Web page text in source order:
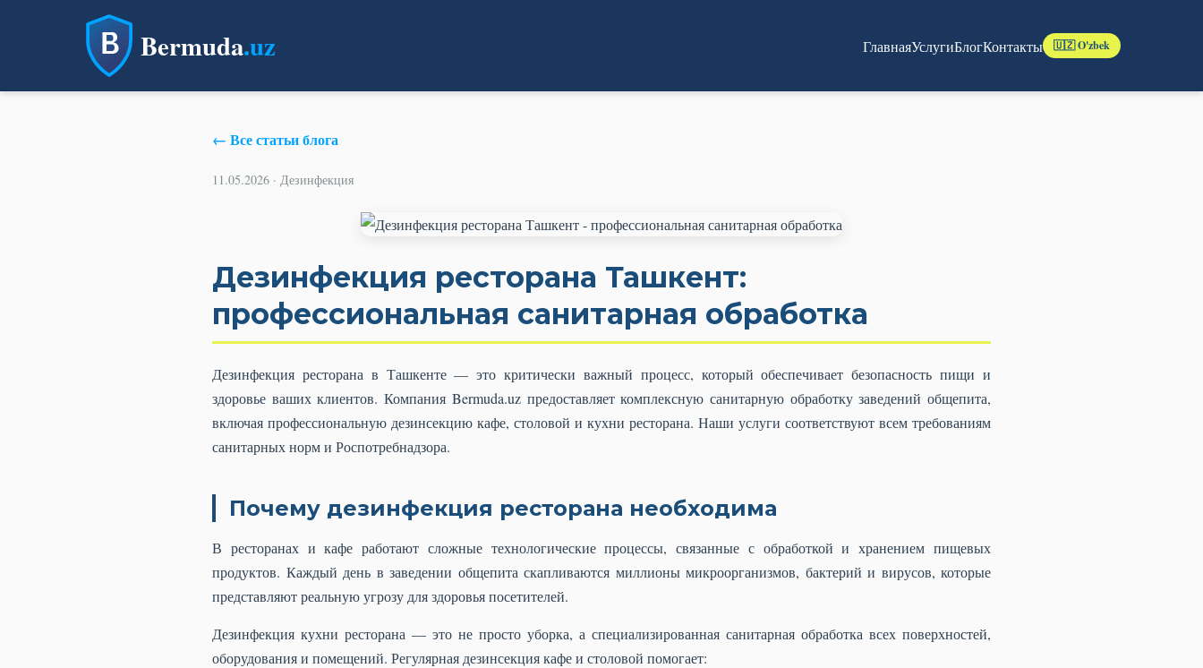
Bermuda.uz ГлавнаяУслугиБлогКонтакты 🇺🇿 O'zbek
← Все статьи блога
11.05.2026 · Дезинфекция
Дезинфекция ресторана Ташкент:
профессиональная санитарная обработка
Дезинфекция ресторана в Ташкенте — это критически важный процесс, который обеспечивает безопасность пищи и
здоровье ваших клиентов. Компания Bermuda.uz предоставляет комплексную санитарную обработку заведений общепита,
включая профессиональную дезинсекцию кафе, столовой и кухни ресторана. Наши услуги соответствуют всем требованиям
санитарных норм и Роспотребнадзора.
Почему дезинфекция ресторана необходима
В ресторанах и кафе работают сложные технологические процессы, связанные с обработкой и хранением пищевых
продуктов. Каждый день в заведении общепита скапливаются миллионы микроорганизмов, бактерий и вирусов, которые
представляют реальную угрозу для здоровья посетителей.
Дезинфекция кухни ресторана — это не просто уборка, а специализированная санитарная обработка всех поверхностей,
оборудования и помещений. Регулярная дезинсекция кафе и столовой помогает: